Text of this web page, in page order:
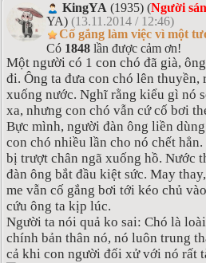
KingYA (1935) (Người
YA) (13.11.2014 / 12:46)
Cố gắng làm việc vì một
Có 1848 lần được cảm ơn!
Một người có 1 con chó đã già,
đi. Ông ta đưa con chó lên thuyền,
xuống nước. Nghĩ rằng kiểu gì nó
xa, nhưng con chó vẫn cứ cố bơi
Bực mình, người đàn ông liền
con chó nhiều lần cho nó chết
bị trượt chân ngã xuống hồ. Nước
đàn ông bắt đầu kiệt sức. May
me vẫn cố gắng bơi tới kéo chủ
cứu ông ta kịp lúc.
Người ta nói quả ko sai: Chó là
chính bản thân nó, nó luôn trung
cả khi con người đối xử với nó rất